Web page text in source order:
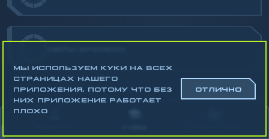
Математика
Геометрия
МЫ ИСПОЛЬЗУЕМ КУКИ НА ВСЕХ
СТРАНИЦАХ НАШЕГО
ПРИЛОЖЕНИЯ, ПОТОМУ ЧТО БЕЗ
НИХ ПРИЛОЖЕНИЕ РАБОТАЕТ
ПЛОХО
ОТЛИЧНО